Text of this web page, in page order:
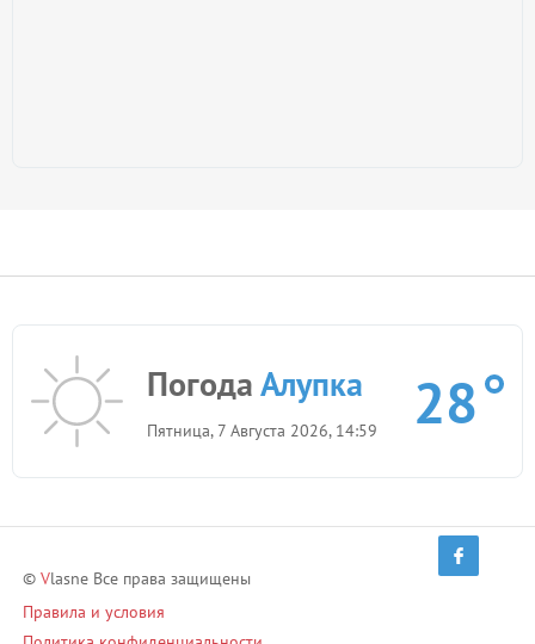
ПогодаАлупка
Пятница, 7 Августа 2026, 14:59 28
© Vlasne Все права защищены
Правила и условия